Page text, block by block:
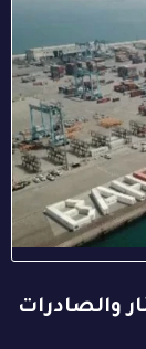
مليون دينار والصادرات